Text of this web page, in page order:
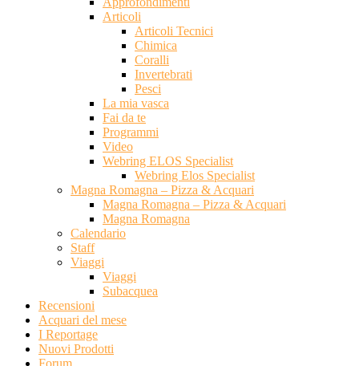
Articoli
Articoli Tecnici
Chimica
Coralli
Invertebrati
Pesci
La mia vasca
Fai da te
Programmi
Video
Webring ELOS Specialist
Webring Elos Specialist
Magna Romagna – Pizza & Acquari
Magna Romagna – Pizza & Acquari
Magna Romagna
Calendario
Staff
Viaggi
Viaggi
Subacquea
Recensioni
Acquari del mese
I Reportage
Nuovi Prodotti
Forum